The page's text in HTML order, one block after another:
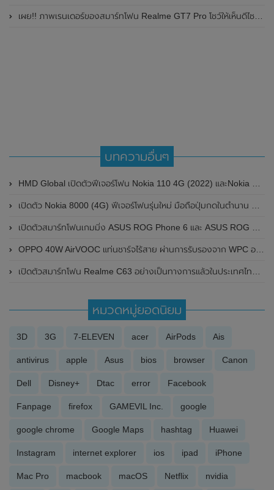
เผย!! ภาพเรนเดอร์ของสมาร์ทโฟน Realme GT7 Pro โชว์ให้เห็นดีไซน์ใหม่ พร้อมเผยรายละเอียดสเปกที่สำคัญบางส่วน
บทความอื่นๆ
HMD Global เปิดตัวฟีเจอร์โฟน Nokia 110 4G (2022) และNokia 105 (4G) อย่างเป็นทางการแล้วในประเทศไทย ราคาเริ่มต้นเพียง 990 บาท
เปิดตัว Nokia 8000 (4G) ฟีเจอร์โฟนรุ่นใหม่ มือถือปุ่มกดในตำนาน มาพร้อมการเชื่อมต่อเครือข่าย 4G , WiFi Hotspot , Facebook , WhatApp และ YouTube
เปิดตัวสมาร์ทโฟนเกมมิ่ง ASUS ROG Phone 6 และ ASUS ROG Phone 6 Pro อย่างเป็นทางการในประเทศไทย ในเริ่มต้น 28,990 บาท
OPPO 40W AirVOOC แท่นชาร์จไร้สาย ผ่านการรับรองจาก WPC อาจเปิดตัวพร้อมสมาร์ทโฟน OPPO Ace 2 (5G)
เปิดตัวสมาร์ทโฟน Realme C63 อย่างเป็นทางการแล้วในประเทศไทย ในราคาเพียง 4,999 บาท
หมวดหมู่ยอดนิยม
3D 3G 7-ELEVEN acer AirPods Ais
antivirus apple Asus bios browser Canon
Dell Disney+ Dtac error Facebook
Fanpage firefox GAMEVIL Inc. google
google chrome Google Maps hashtag Huawei
Instagram internet explorer ios ipad iPhone
Mac Pro macbook macOS Netflix nvidia